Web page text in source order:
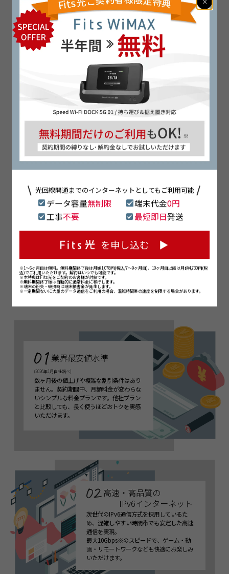
光回線開通までのインターネットとしてもご利用可能
データ容量無制限 端末代金0円
工事不要 最短即日発送
を申し込む ▶︎
※1〜6ヶ月目は無料。無料期間終了後は月額1,078円(税込/7〜9ヶ月目)、10ヶ月目以降は月額4,730円(税
込)でご利用いただけます。解約はいつでも可能です。
※本特典はFits光をご契約のお客様が対象です。
※無料期間終了後は自動的に通常料金に移行します。
※端末の紛失・破損時は端末損害金が発生します。
※一定期間ないに大量のデータ通信をご利用の場合、混雑時間帯の速度を制限する場合があります。
OPTION
オプションサービス
Fits ひかり電話
550円〜（税込）
NTTひかり電話準拠・番号引継ぎ可
Fits テレビ
990
地デジ／BS／CS対応（エリア限定）
RECOMMEND
Fits光が選ばれる理由
業界最安値水準
(2026年1月自社調べ)
数ヶ月後の値上げや複雑な割引条件はあり
ません。契約期間中、月額料金が変わらな
いシンプルな料金プランです。他社プラン
と比較しても、長く使うほどおトクを実感
いただけます。
高速・高品質の
IPv6インターネット
次世代のIPv6通信方式を採用しているた
め、混雑しやすい時間帯でも安定した高速
通信を実現。
最大10Gbps※のスピードで、ゲーム・動
画・リモートワークなども快適にお楽しみ
いただけます。